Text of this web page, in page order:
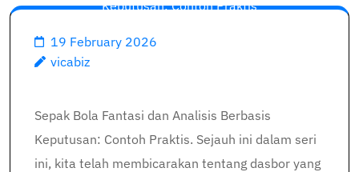
Keputusan: Contoh Praktis
19 February 2026
vicabiz
Sepak Bola Fantasi dan Analisis Berbasis
Keputusan: Contoh Praktis. Sejauh ini dalam seri
ini, kita telah membicarakan tentang dasbor yang